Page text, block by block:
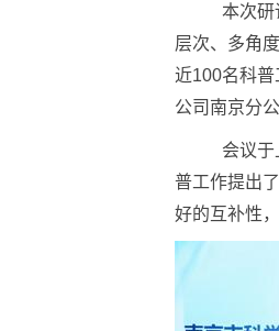
本次研
层次、多角
近100名科
公司南京分
会议
普工作提出
好的互补性